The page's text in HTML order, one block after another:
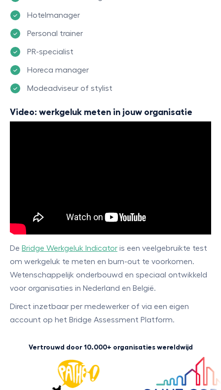
Hotelmanager
Personal trainer
PR-specialist
Horeca manager
Modeadviseur of stylist
Video: werkgeluk meten in jouw organisatie
De Bridge Werkgeluk Indicator is een veelgebruikte test
om werkgeluk te meten en burn-out te voorkomen.
Wetenschappelijk onderbouwd en speciaal ontwikkeld
voor organisaties in Nederland en België.
Direct inzetbaar per medewerker of via een eigen
account op het Bridge Assessment Platform.
Vertrouwd door 10.000+ organisaties wereldwijd